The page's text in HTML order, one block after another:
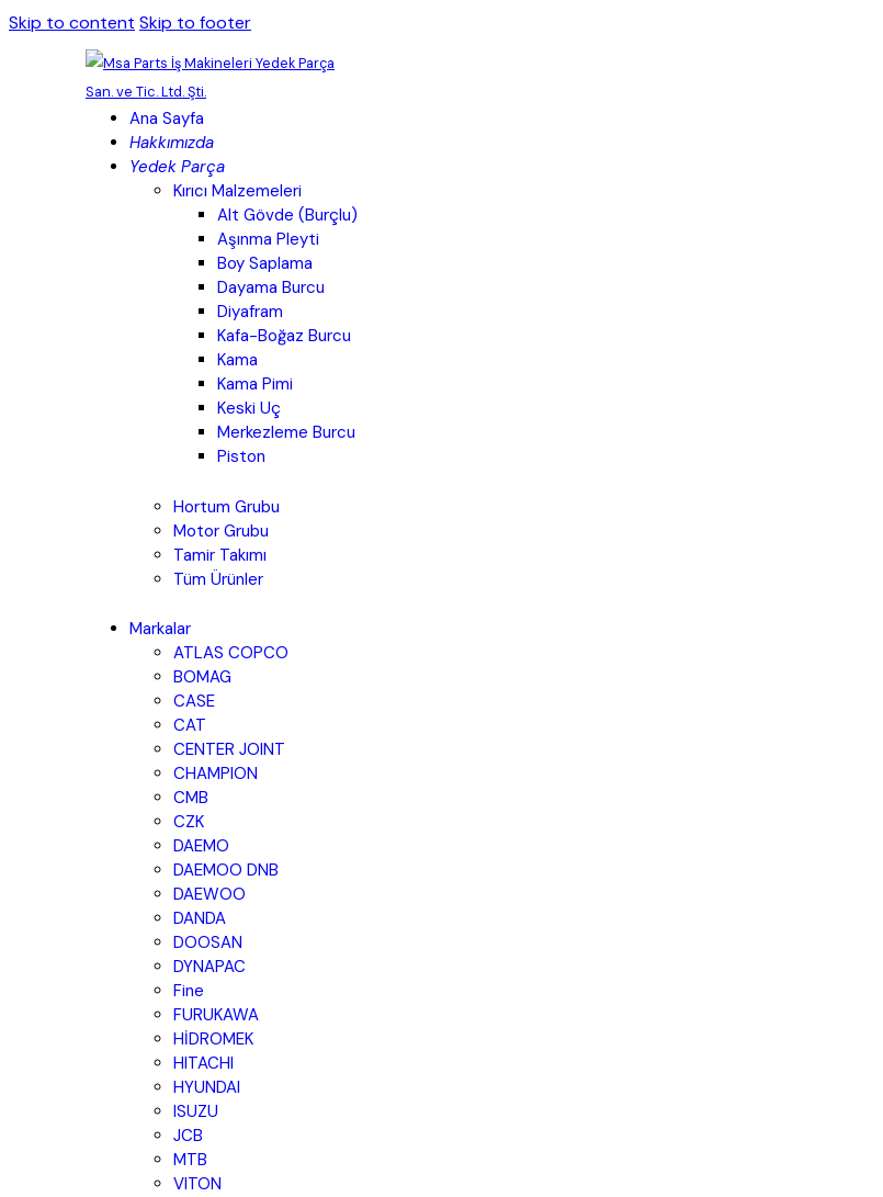
Skip to content Skip to footer
Ana Sayfa
Hakkımızda
Yedek Parça
Kırıcı Malzemeleri
Alt Gövde (Burçlu)
Aşınma Pleyti
Boy Saplama
Dayama Burcu
Diyafram
Kafa-Boğaz Burcu
Kama
Kama Pimi
Keski Uç
Merkezleme Burcu
Piston
Hortum Grubu
Motor Grubu
Tamir Takımı
Tüm Ürünler
Markalar
ATLAS COPCO
BOMAG
CASE
CAT
CENTER JOINT
CHAMPION
CMB
CZK
DAEMO
DAEMOO DNB
DAEWOO
DANDA
DOOSAN
DYNAPAC
Fine
FURUKAWA
HİDROMEK
HITACHI
HYUNDAI
ISUZU
JCB
MTB
VITON